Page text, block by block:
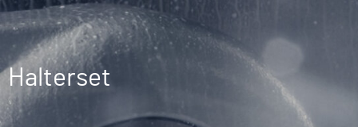
Halterset